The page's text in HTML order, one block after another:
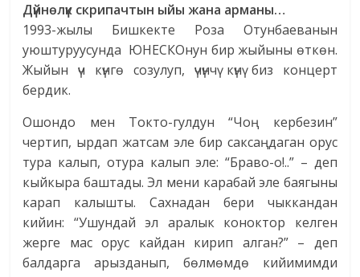
Дүйнөлүк скрипачтын ыйы жана арманы…
1993-жылы Бишкекте Роза Отунбаеванын
уюштуруусунда ЮНЕСКОнун бир жыйыны өткөн.
Жыйын үч күнгө созулуп, үчүнчү күнү биз концерт
бердик.
Ошондо мен Токто-гулдун “Чоң кербезин”
чертип, ырдап жатсам эле бир саксаңдаган орус
тура калып, отура калып эле: “Браво-о!..” – деп
кыйкыра баштады. Эл мени карабай эле баягыны
карап калышты. Сахнадан бери чыккандан
кийин: “Ушундай эл аралык коноктор келген
жерге мас орус кайдан кирип алган?” – деп
балдарга арызданып, бөлмөмдө кийимимди